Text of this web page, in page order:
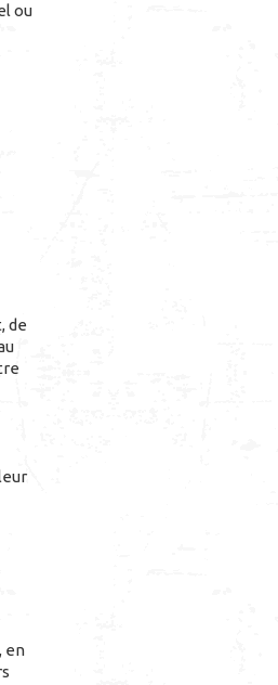
ou
de
en